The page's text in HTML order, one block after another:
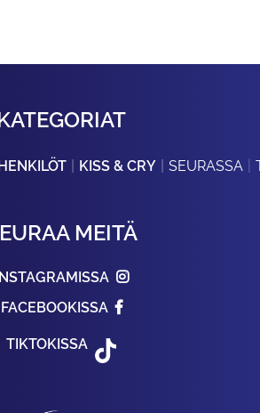
KISS & CRY SEURASSA
MEITÄ
FACEBOOKISSA
TIKTOKISSA